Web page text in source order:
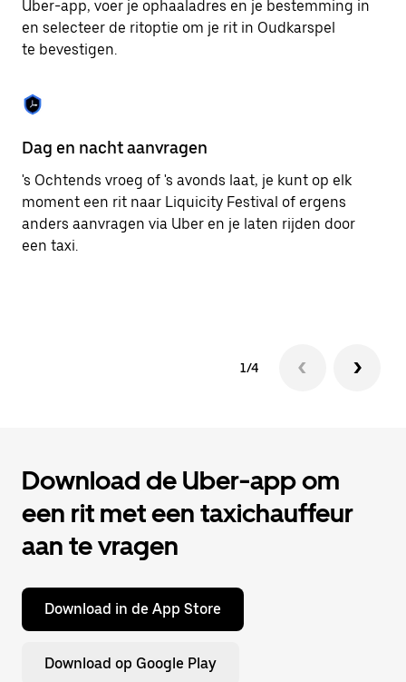
sluiten.
Uber-app, voer je ophaaladres en je bestemming in
en selecteer de ritoptie om je rit in Oudkarspel
te bevestigen.
Dag en nacht aanvragen
's Ochtends vroeg of 's avonds laat, je kunt op elk
moment een rit naar Liquicity Festival of ergens
anders aanvragen via Uber en je laten rijden door
een taxi.
1/4
Download de Uber-app om
een rit met een taxichauffeur
aan te vragen
Download in de App Store
Download op Google Play